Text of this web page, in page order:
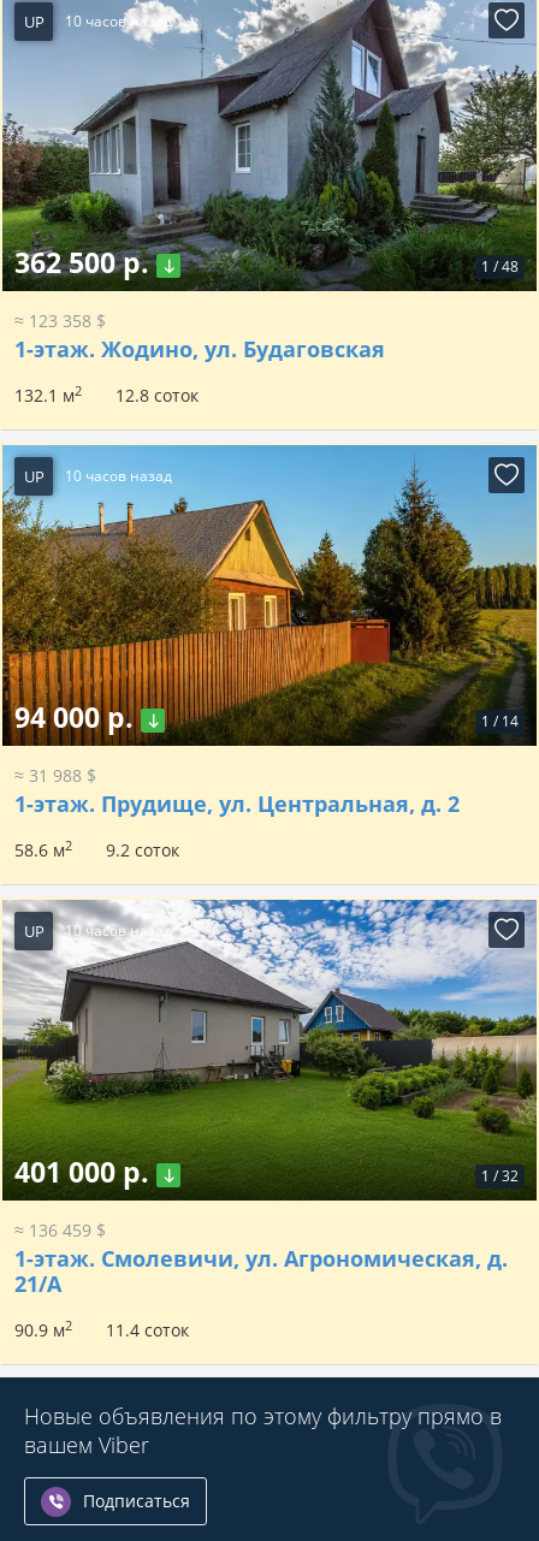
UP 10 часов назад
1 /48
362 500 р.
≈ 123 358 $
1-этаж. Жодино, ул. Будаговская
132.1 м2 12.8 соток
UP 10 часов назад
1 / 14
94 000 р.
≈ 31 988 $
1-этаж. Прудище, ул. Центральная, д. 2
58.6 м2 9.2 соток
UP 10 часов назад
1 /32
401 000 р.
≈ 136 459 $
1-этаж. Смолевичи, ул. Агрономическая, д.
21/А
90.9 м2 11.4 соток
Новые объявления по этому фильтру прямо в
вашем Viber
Подписаться